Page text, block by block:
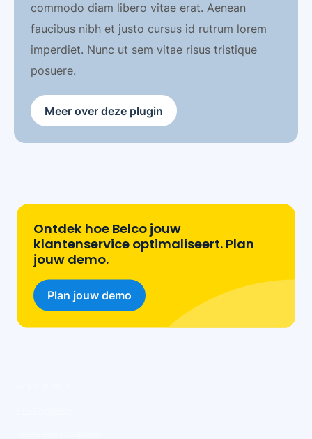
commodo diam libero vitae erat. Aenean
faucibus nibh et justo cursus id rutrum lorem
imperdiet. Nunc ut sem vitae risus tristique
posuere.
Meer over deze plugin
Ontdek hoe Belco jouw
klantenservice optimaliseert. Plan
jouw demo.
Plan jouw demo